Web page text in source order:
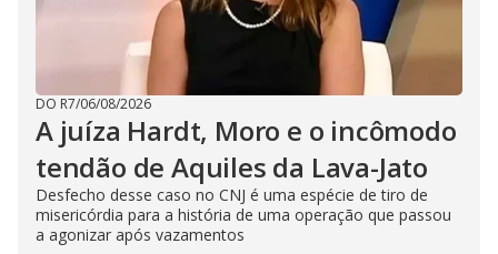
DO R7/06/08/2026
A juíza Hardt, Moro e o incômodo
tendão de Aquiles da Lava-Jato
Desfecho desse caso no CNJ é uma espécie de tiro de
misericórdia para a história de uma operação que passou
a agonizar após vazamentos